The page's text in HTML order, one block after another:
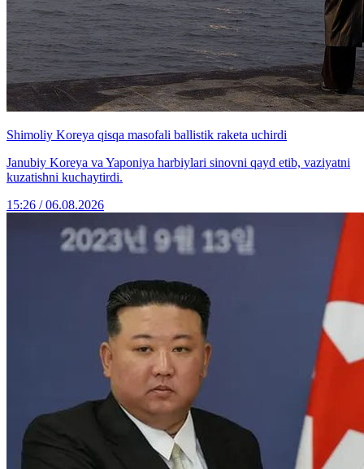
Shimoliy Koreya qisqa masofali ballistik raketa uchirdi
Janubiy Koreya va Yaponiya harbiylari sinovni qayd etib, vaziyatni
kuzatishni kuchaytirdi.
15:26 / 06.08.2026